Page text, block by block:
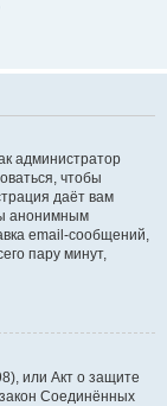
администратор
чтобы
даёт вам
анонимным
email-сообщений,
пару минут,
или Акт о защите
Соединённых